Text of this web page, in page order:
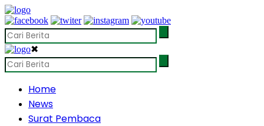
✖
Home
News
Surat Pembaca